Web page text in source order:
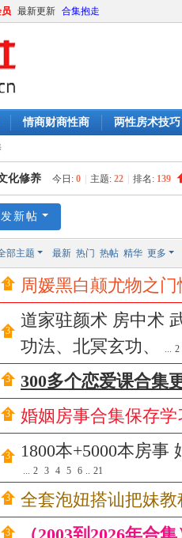
最新更新 合集抱走
情商财商性商 两性房术技巧
化修养 今日: 0 主题: 22 排名: 139
发新帖
部主题 最新 热门 热帖 精华 更多
周媛黑白颠尤物之
道家驻颜术 房中术
功法、北冥玄功、
... 2
300多个恋爱课合集
婚姻房事合集保存学
1800本+5000本房事
... 2 3 4 5 6 .. 21
全套泡妞搭讪把妹教